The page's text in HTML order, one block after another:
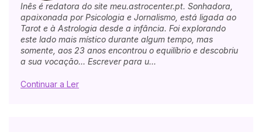
Inês é redatora do site meu.astrocenter.pt. Sonhadora,
apaixonada por Psicologia e Jornalismo, está ligada ao
Tarot e à Astrologia desde a infância. Foi explorando
este lado mais místico durante algum tempo, mas
somente, aos 23 anos encontrou o equilíbrio e descobriu
a sua vocação... Escrever para u...
Continuar a Ler